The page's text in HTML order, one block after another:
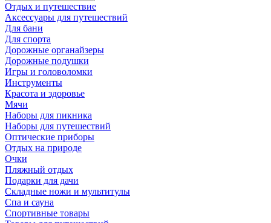
Отдых и путешествие
Аксессуары для путешествий
Для бани
Для спорта
Дорожные органайзеры
Дорожные подушки
Игры и головоломки
Инструменты
Красота и здоровье
Мячи
Наборы для пикника
Наборы для путешествий
Оптические приборы
Отдых на природе
Очки
Пляжный отдых
Подарки для дачи
Складные ножи и мультитулы
Спа и сауна
Спортивные товары